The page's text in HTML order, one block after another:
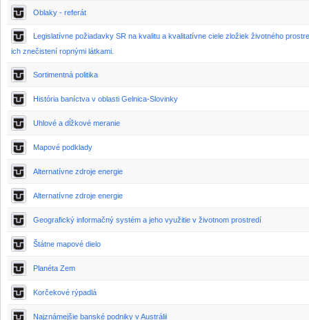
Oblaky - referát
Legislatívne požiadavky SR na kvalitu a kvalitatívne ciele zložiek životného
ich znečistení ropnými látkami.
Sortimentná politika
História baníctva v oblasti Gelnica-Slovinky
Uhlové a dĺžkové meranie
Mapové podklady
Alternatívne zdroje energie
Alternatívne zdroje energie
Geografický informačný systém a jeho využitie v životnom prostredí
Štátne mapové dielo
Planéta Zem
Korčekové rýpadlá
Najznámejšie banské podniky v Austrálii